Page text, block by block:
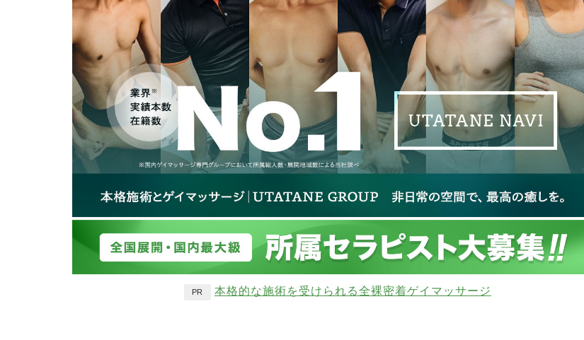
PR 本格的な施術を受けられる全裸密着ゲイマッサージ